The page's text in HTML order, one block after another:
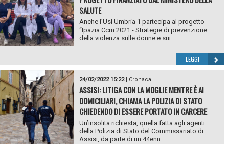
SALUTE
Anche l’Usl Umbria 1 partecipa al progetto
“Ipazia Ccm 2021 - Strategie di prevenzione
della violenza sulle donne e sui ...
LEGGI
24/02/2022 15:22| Cronaca
ASSISI: LITIGA CON LA MOGLIE MENTRE È AI
DOMICILIARI, CHIAMA LA POLIZIA DI STATO
CHIEDENDO DI ESSERE PORTATO IN CARCERE
Un’insolita richiesta, quella fatta agli agenti
della Polizia di Stato del Commissariato di
Assisi, da parte di un 44enn...